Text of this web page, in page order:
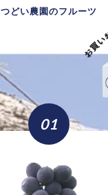
つどい農園のフルーツ
01